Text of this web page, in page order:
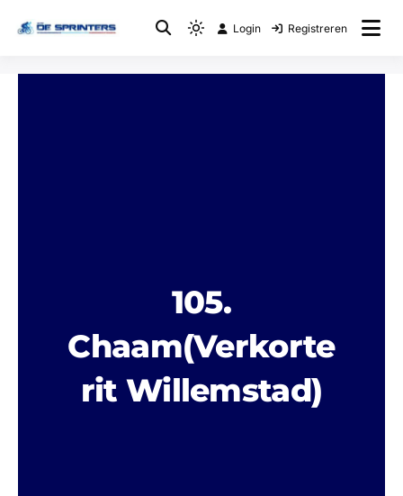
Fietsclub Login Registreren
105.
Chaam(Verkorte
rit Willemstad)